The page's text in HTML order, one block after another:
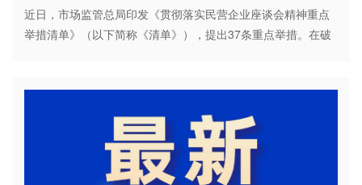
近日，市场监管总局印发《贯彻落实民营企业座谈会精神重点
举措清单》（以下简称《清单》），提出37条重点举措。在破
管规则体系，从增强透...